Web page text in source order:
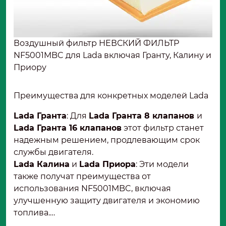
Воздушный фильтр НЕВСКИЙ ФИЛЬТР
NF5001MBC для Lada включая Гранту, Калину и
Приору
Преимущества для конкретных моделей Lada
Lada Гранта: Для Lada Гранта 8 клапанов и
Lada Гранта 16 клапанов этот фильтр станет
надежным решением, продлевающим срок
службы двигателя.
Lada Калина и Lada Приора: Эти модели
также получат преимущества от
использования NF5001MBC, включая
улучшенную защиту двигателя и экономию
топлива.